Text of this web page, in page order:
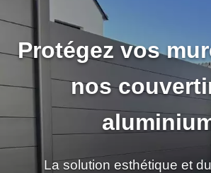
Protégez vos
nos
La solution esthétique et